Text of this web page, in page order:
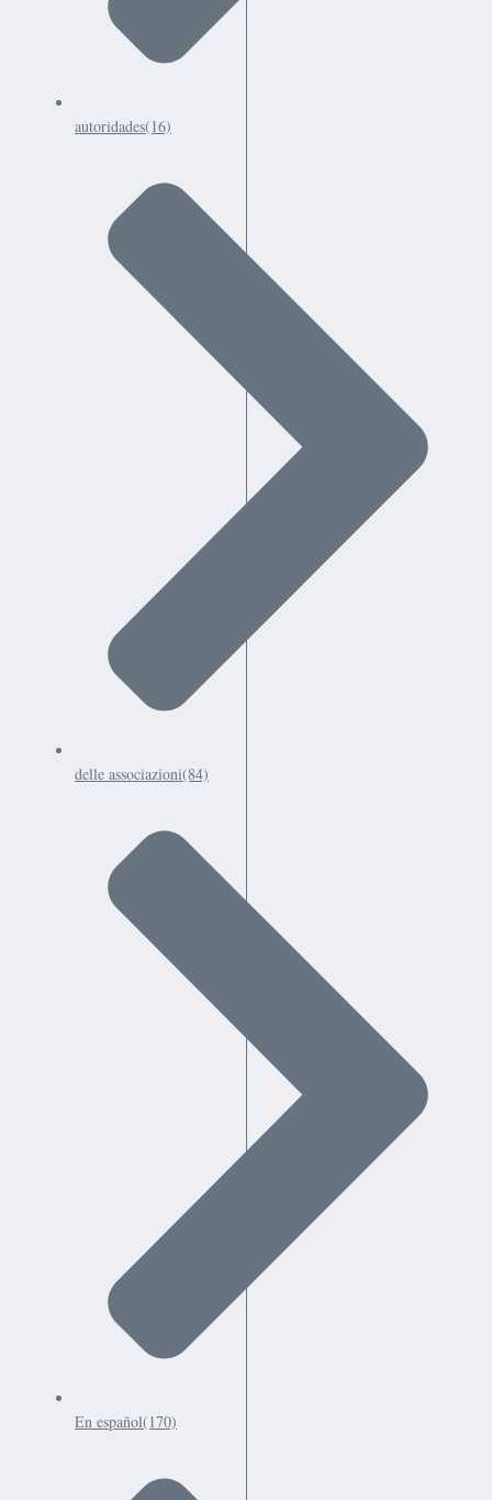
autoridades(16)
delle associazioni(84)
En español(170)